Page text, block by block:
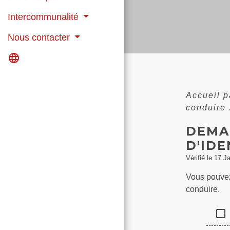
Intercommunalité
Nous contacter
language
Accueil
conduire
Vérifié le 17
Vous
conduire.
check_box_outline_blank